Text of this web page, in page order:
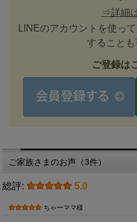
⇒詳細
LINEのアカウントを使っ
することも
ご登録は
ご家族さまのお声（3件）
総評: 5.0
ちゃーママ様